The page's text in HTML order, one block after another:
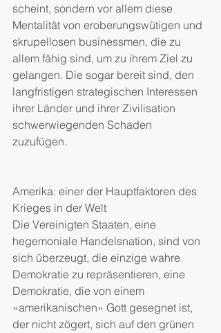
scheint, sondern vor allem diese
Mentalität von eroberungswütigen und
skrupellosen businessmen, die zu
allem fähig sind, um zu ihrem Ziel zu
gelangen. Die sogar bereit sind, den
langfristigen strategischen Interessen
ihrer Länder und ihrer Zivilisation
schwerwiegenden Schaden
zuzufügen.
Amerika: einer der Hauptfaktoren des
Krieges in der Welt
Die Vereinigten Staaten, eine
hegemoniale Handelsnation, sind von
sich überzeugt, die einzige wahre
Demokratie zu repräsentieren, eine
Demokratie, die von einem
«amerikanischen» Gott gesegnet ist,
der nicht zögert, sich auf den grünen